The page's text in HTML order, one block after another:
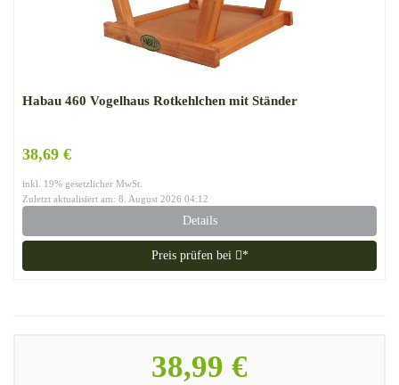
Habau 460 Vogelhaus Rotkehlchen mit Ständer
38,69 €
inkl. 19% gesetzlicher MwSt.
Zuletzt aktualisiert am: 8. August 2026 04:12
Details
Preis prüfen bei *
38,99 €